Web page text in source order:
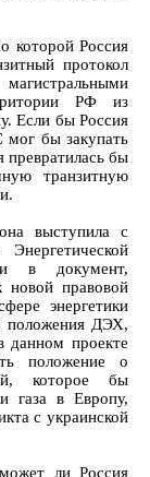
которой Россия
протокол
РФ из
Если бы Россия
бы закупать
превратилась бы
транзитную
выступила с
в документ,
новой правовой
энергетики
положения ДЭХ,
проекте
положение о
которое бы
газа в Европу,
с украинской
ли Россия